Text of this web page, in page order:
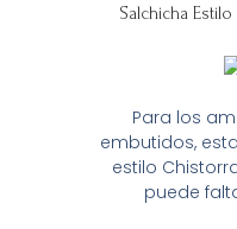
Salchicha
Para los
embutidos,
estilo
puede